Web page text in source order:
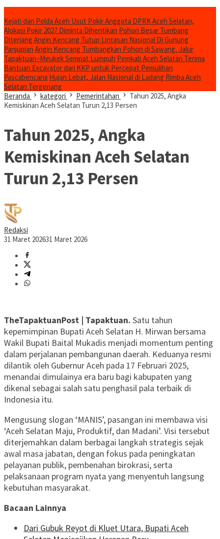
Kejati dan Polda Aceh Usut Pokir Anggota DPRK Aceh Selatan,
Alokasi Pokir 2027 Diminta Dihentikan Pohon Besar Tumbang
Diterjang Angin Kencang Tutup Lintasan Nasional Di Gunung
Panjupian Angin Kencang Tumbangkan Pohon di Sawang, Jalur
Tapaktuan–Meukek Sempat Lumpuh Pemkab Aceh Selatan Terima
Bantuan Excavator dari KKP untuk Percepat Pemulihan
Pascabencana Hujan Lebat, Jalan Nasional di Ladang Rimba Aceh
Selatan Tergenang
Beranda
kategori Pemerintahan
Tahun 2025, Angka
Kemiskinan Aceh Selatan Turun 2,13 Persen
Tahun 2025, Angka
Kemiskinan Aceh Selatan
Turun 2,13 Persen
Redaksi
31 Maret 202631 Maret 2026
TheTapaktuanPost | Tapaktuan. Satu tahun
kepemimpinan Bupati Aceh Selatan H. Mirwan bersama
Wakil Bupati Baital Mukadis menjadi momentum penting
dalam perjalanan pembangunan daerah. Keduanya resmi
dilantik oleh Gubernur Aceh pada 17 Februari 2025,
menandai dimulainya era baru bagi kabupaten yang
dikenal sebagai salah satu penghasil pala terbaik di
Indonesia itu.
Mengusung slogan ‘MANIS’, pasangan ini membawa visi
‘Aceh Selatan Maju, Produktif, dan Madani’. Visi tersebut
diterjemahkan dalam berbagai langkah strategis sejak
awal masa jabatan, dengan fokus pada peningkatan
pelayanan publik, pembenahan birokrasi, serta
pelaksanaan program nyata yang menyentuh langsung
kebutuhan masyarakat.
Bacaan Lainnya
Dari Gubuk Reyot di Kluet Utara, Bupati Aceh